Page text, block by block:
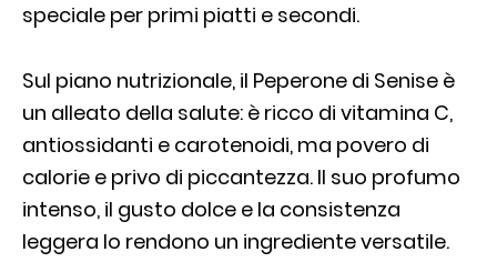
speciale per primi piatti e secondi.
Sul piano nutrizionale, il Peperone di Senise è
un alleato della salute: è ricco di vitamina C,
antiossidanti e carotenoidi, ma povero di
calorie e privo di piccantezza. Il suo profumo
intenso, il gusto dolce e la consistenza
leggera lo rendono un ingrediente versatile.